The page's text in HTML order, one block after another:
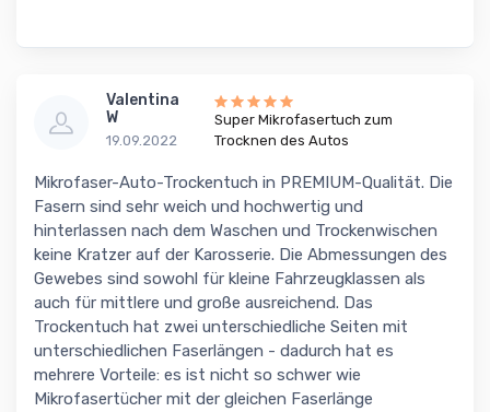
Valentina
W
19.09.2022
Super Mikrofasertuch zum
Trocknen des Autos
Mikrofaser-Auto-Trockentuch in PREMIUM-Qualität. Die
Fasern sind sehr weich und hochwertig und
hinterlassen nach dem Waschen und Trockenwischen
keine Kratzer auf der Karosserie. Die Abmessungen des
Gewebes sind sowohl für kleine Fahrzeugklassen als
auch für mittlere und große ausreichend. Das
Trockentuch hat zwei unterschiedliche Seiten mit
unterschiedlichen Faserlängen - dadurch hat es
mehrere Vorteile: es ist nicht so schwer wie
Mikrofasertücher mit der gleichen Faserlänge